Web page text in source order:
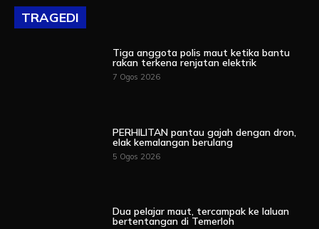
TRAGEDI
Tiga anggota polis maut ketika bantu
rakan terkena renjatan elektrik
7 Ogos 2026
PERHILITAN pantau gajah dengan dron,
elak kemalangan berulang
5 Ogos 2026
Dua pelajar maut, tercampak ke laluan
bertentangan di Temerloh